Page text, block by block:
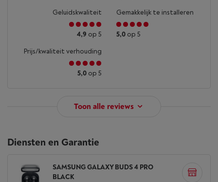
Geluidskwaliteit
4,9 op 5
Gemakkelijk te installeren
5,0 op 5
Prijs/kwaliteit verhouding
5,0 op 5
Toon alle reviews
Diensten en Garantie
SAMSUNG GALAXY BUDS 4 PRO
BLACK